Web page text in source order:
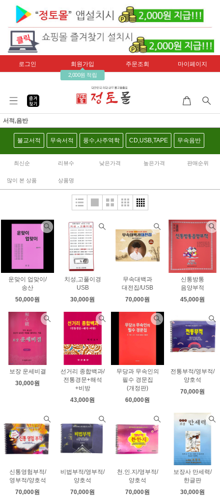
로그인 회원가입
2,000원 적립
주문조회 마이페이지
서적,음반
불교서적 무속서적 풍수,사주역학 CD,USB,TAPE 무속음반
최신순 리뷰수 낮은가격 높은가격 판매순위
많이 본 상품 상품명
운맞이 업맞이/
송산
50,000원
치성,고풀이경
USB
30,000원
무속대백과
대전집/USB
70,000원
신통방통
음양부적
45,000원
보장 운세비결
30,000원
선거리 종합백과/
전통경문+해석
+비방
43,000원
무당과 무속인의
필수 경문집
(개정판)
60,000원
전통부적/영부적/
양호석
70,000원
신통영험부적/
영부적/양호석
70,000원
비법부적/영부적/
양호석
70,000원
천.인.지/영부적/
양호석
70,000원
보장사 만세력/
한글판
30,000원